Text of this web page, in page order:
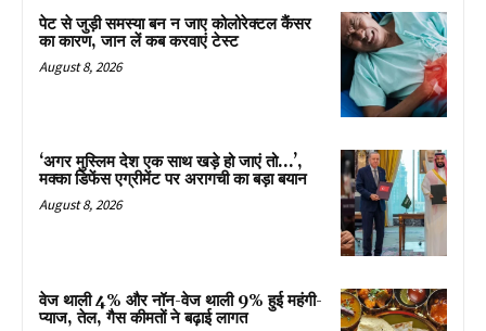
पेट से जुड़ी समस्या बन न जाए कोलोरेक्टल कैंसर
का कारण, जान लें कब करवाएं टेस्ट
August 8, 2026
‘अगर मुस्लिम देश एक साथ खड़े हो जाएं तो…’,
मक्का डिफेंस एग्रीमेंट पर अरागची का बड़ा बयान
August 8, 2026
वेज थाली 4% और नॉन-वेज थाली 9% हुई महंगी-
प्याज, तेल, गैस कीमतों ने बढ़ाई लागत